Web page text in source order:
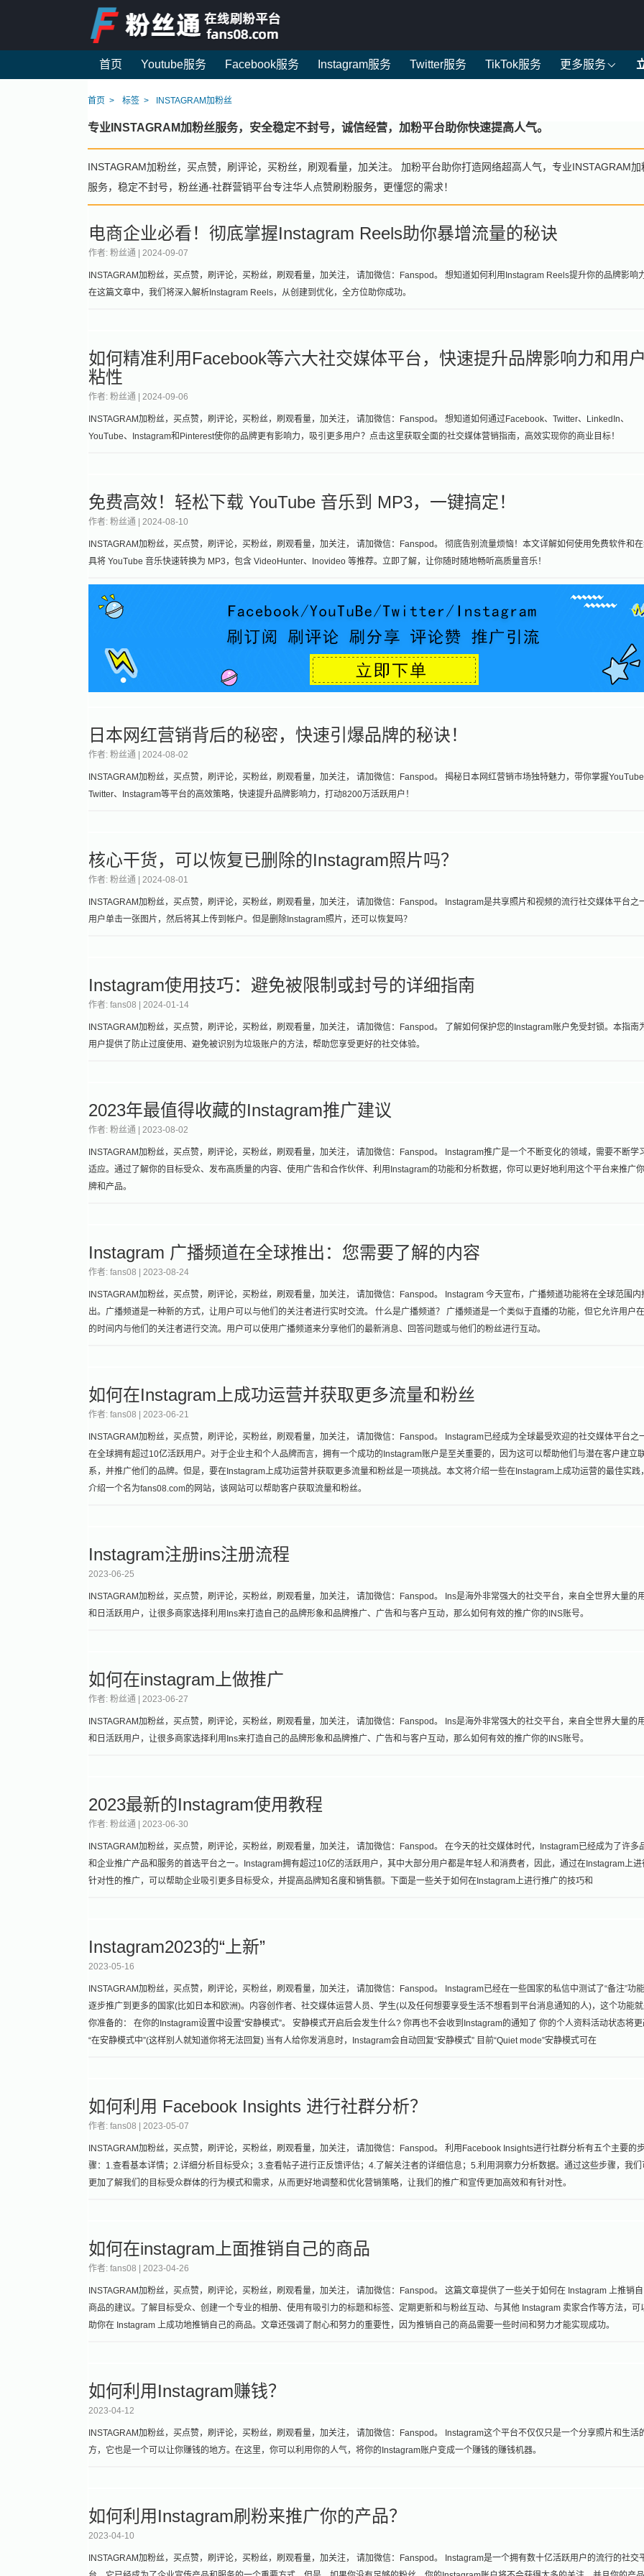
首页 Youtube服务 Facebook服务 Instagram服务 Twitter服务 TikTok服务 更多服务
首页 标签 INSTAGRAM加粉丝
专业INSTAGRAM加粉丝服务，安全稳定不封号，诚信经营，加粉平台助你快速提高人气。
INSTAGRAM加粉丝，买点赞，刷评论，买粉丝，刷观看量，加关注。 加粉平台助你打造网络超高人气，专业INSTAGRAM加
服务，稳定不封号，粉丝通-社群营销平台专注华人点赞刷粉服务，更懂您的需求！
电商企业必看！彻底掌握Instagram Reels助你暴增流量的秘诀
作者: 粉丝通 | 2024-09-07
INSTAGRAM加粉丝，买点赞，刷评论，买粉丝，刷观看量，加关注， 请加微信：Fanspod。 想知道如何利用Instagram Reels提升你的品牌影响
在这篇文章中，我们将深入解析Instagram Reels，从创建到优化，全方位助你成功。
如何精准利用Facebook等六大社交媒体平台，快速提升品牌影响力和用户
粘性
作者: 粉丝通 | 2024-09-06
INSTAGRAM加粉丝，买点赞，刷评论，买粉丝，刷观看量，加关注， 请加微信：Fanspod。 想知道如何通过Facebook、Twitter、LinkedIn、
YouTube、Instagram和Pinterest使你的品牌更有影响力，吸引更多用户？点击这里获取全面的社交媒体营销指南，高效实现你的商业目标！
免费高效！轻松下载 YouTube 音乐到 MP3，一键搞定！
作者: 粉丝通 | 2024-08-10
INSTAGRAM加粉丝，买点赞，刷评论，买粉丝，刷观看量，加关注， 请加微信：Fanspod。 彻底告别流量烦恼！本文详解如何使用免费软件和
具将 YouTube 音乐快速转换为 MP3，包含 VideoHunter、Inovideo 等推荐。立即了解，让你随时随地畅听高质量音乐！
日本网红营销背后的秘密，快速引爆品牌的秘诀！
作者: 粉丝通 | 2024-08-02
INSTAGRAM加粉丝，买点赞，刷评论，买粉丝，刷观看量，加关注， 请加微信：Fanspod。 揭秘日本网红营销市场独特魅力，带你掌握YouTube
Twitter、Instagram等平台的高效策略，快速提升品牌影响力，打动8200万活跃用户！
核心干货，可以恢复已删除的Instagram照片吗？
作者: 粉丝通 | 2024-08-01
INSTAGRAM加粉丝，买点赞，刷评论，买粉丝，刷观看量，加关注， 请加微信：Fanspod。 Instagram是共享照片和视频的流行社交媒体平台之
用户单击一张图片，然后将其上传到帐户。但是删除Instagram照片，还可以恢复吗？
Instagram使用技巧：避免被限制或封号的详细指南
作者: fans08 | 2024-01-14
INSTAGRAM加粉丝，买点赞，刷评论，买粉丝，刷观看量，加关注， 请加微信：Fanspod。 了解如何保护您的Instagram账户免受封锁。本指南
用户提供了防止过度使用、避免被识别为垃圾账户的方法，帮助您享受更好的社交体验。
2023年最值得收藏的Instagram推广建议
作者: 粉丝通 | 2023-08-02
INSTAGRAM加粉丝，买点赞，刷评论，买粉丝，刷观看量，加关注， 请加微信：Fanspod。 Instagram推广是一个不断变化的领域，需要不断学
适应。通过了解你的目标受众、发布高质量的内容、使用广告和合作伙伴、利用Instagram的功能和分析数据，你可以更好地利用这个平台来推广
牌和产品。
Instagram 广播频道在全球推出：您需要了解的内容
作者: fans08 | 2023-08-24
INSTAGRAM加粉丝，买点赞，刷评论，买粉丝，刷观看量，加关注， 请加微信：Fanspod。 Instagram 今天宣布，广播频道功能将在全球范围内
出。广播频道是一种新的方式，让用户可以与他们的关注者进行实时交流。 什么是广播频道？ 广播频道是一个类似于直播的功能，但它允许用户
的时间内与他们的关注者进行交流。用户可以使用广播频道来分享他们的最新消息、回答问题或与他们的粉丝进行互动。
如何在Instagram上成功运营并获取更多流量和粉丝
作者: fans08 | 2023-06-21
INSTAGRAM加粉丝，买点赞，刷评论，买粉丝，刷观看量，加关注， 请加微信：Fanspod。 Instagram已经成为全球最受欢迎的社交媒体平台之
在全球拥有超过10亿活跃用户。对于企业主和个人品牌而言，拥有一个成功的Instagram账户是至关重要的，因为这可以帮助他们与潜在客户建立
系，并推广他们的品牌。但是，要在Instagram上成功运营并获取更多流量和粉丝是一项挑战。本文将介绍一些在Instagram上成功运营的最佳实践
介绍一个名为fans08.com的网站，该网站可以帮助客户获取流量和粉丝。
Instagram注册ins注册流程
2023-06-25
INSTAGRAM加粉丝，买点赞，刷评论，买粉丝，刷观看量，加关注， 请加微信：Fanspod。 Ins是海外非常强大的社交平台，来自全世界大量的
和日活跃用户，让很多商家选择利用Ins来打造自己的品牌形象和品牌推广、广告和与客户互动，那么如何有效的推广你的INS账号。
如何在instagram上做推广
作者: 粉丝通 | 2023-06-27
INSTAGRAM加粉丝，买点赞，刷评论，买粉丝，刷观看量，加关注， 请加微信：Fanspod。 Ins是海外非常强大的社交平台，来自全世界大量的
和日活跃用户，让很多商家选择利用Ins来打造自己的品牌形象和品牌推广、广告和与客户互动，那么如何有效的推广你的INS账号。
2023最新的Instagram使用教程
作者: 粉丝通 | 2023-06-30
INSTAGRAM加粉丝，买点赞，刷评论，买粉丝，刷观看量，加关注， 请加微信：Fanspod。 在今天的社交媒体时代，Instagram已经成为了许多
和企业推广产品和服务的首选平台之一。Instagram拥有超过10亿的活跃用户，其中大部分用户都是年轻人和消费者，因此，通过在Instagram上进
针对性的推广，可以帮助企业吸引更多目标受众，并提高品牌知名度和销售额。下面是一些关于如何在Instagram上进行推广的技巧和
Instagram2023的“上新”
2023-05-16
INSTAGRAM加粉丝，买点赞，刷评论，买粉丝，刷观看量，加关注， 请加微信：Fanspod。 Instagram已经在一些国家的私信中测试了“备注”功
逐步推广到更多的国家(比如日本和欧洲)。内容创作者、社交媒体运营人员、学生(以及任何想要享受生活不想看到平台消息通知的人)，这个功能
你准备的： 在你的Instagram设置中设置“安静模式”。 安静模式开启后会发生什么? 你再也不会收到Instagram的通知了 你的个人资料活动状态将更
“在安静模式中”(这样别人就知道你将无法回复) 当有人给你发消息时，Instagram会自动回复“安静模式” 目前“Quiet mode”安静模式可在
如何利用 Facebook Insights 进行社群分析？
作者: fans08 | 2023-05-07
INSTAGRAM加粉丝，买点赞，刷评论，买粉丝，刷观看量，加关注， 请加微信：Fanspod。 利用Facebook Insights进行社群分析有五个主要的
骤：1.查看基本详情；2.详细分析目标受众；3.查看帖子进行正反馈评估；4.了解关注者的详细信息；5.利用洞察力分析数据。通过这些步骤，我们
更加了解我们的目标受众群体的行为模式和需求，从而更好地调整和优化营销策略，让我们的推广和宣传更加高效和有针对性。
如何在instagram上面推销自己的商品
作者: fans08 | 2023-04-26
INSTAGRAM加粉丝，买点赞，刷评论，买粉丝，刷观看量，加关注， 请加微信：Fanspod。 这篇文章提供了一些关于如何在 Instagram 上推销
商品的建议。了解目标受众、创建一个专业的相册、使用有吸引力的标题和标签、定期更新和与粉丝互动、与其他 Instagram 卖家合作等方法，可
助你在 Instagram 上成功地推销自己的商品。文章还强调了耐心和努力的重要性，因为推销自己的商品需要一些时间和努力才能实现成功。
如何利用Instagram赚钱？
2023-04-12
INSTAGRAM加粉丝，买点赞，刷评论，买粉丝，刷观看量，加关注， 请加微信：Fanspod。 Instagram这个平台不仅仅只是一个分享照片和生活
方，它也是一个可以让你赚钱的地方。在这里，你可以利用你的人气，将你的Instagram账户变成一个赚钱的赚钱机器。
如何利用Instagram刷粉来推广你的产品？
2023-04-10
INSTAGRAM加粉丝，买点赞，刷评论，买粉丝，刷观看量，加关注， 请加微信：Fanspod。 Instagram是一个拥有数十亿活跃用户的流行的社交